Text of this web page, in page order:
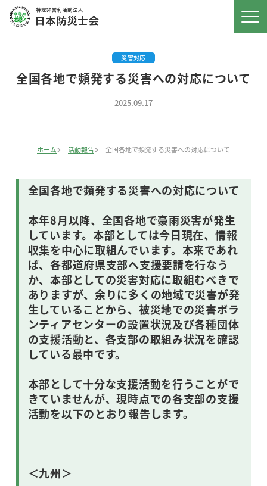
災害対応
全国各地で頻発する災害への対応について
2025.09.17
ホーム 活動報告 全国各地で頻発する災害への対応について
全国各地で頻発する災害への対応について
本年8月以降、全国各地で豪雨災害が発生
しています。本部としては今日現在、情報
収集を中心に取組んでいます。本来であれ
ば、各都道府県支部へ支援要請を行なう
か、本部としての災害対応に取組むべきで
ありますが、余りに多くの地域で災害が発
生していることから、被災地での災害ボラ
ンティアセンターの設置状況及び各種団体
の支援活動と、各支部の取組み状況を確認
している最中です。
本部として十分な支援活動を行うことがで
きていませんが、現時点での各支部の支援
活動を以下のとおり報告します。
＜九州＞